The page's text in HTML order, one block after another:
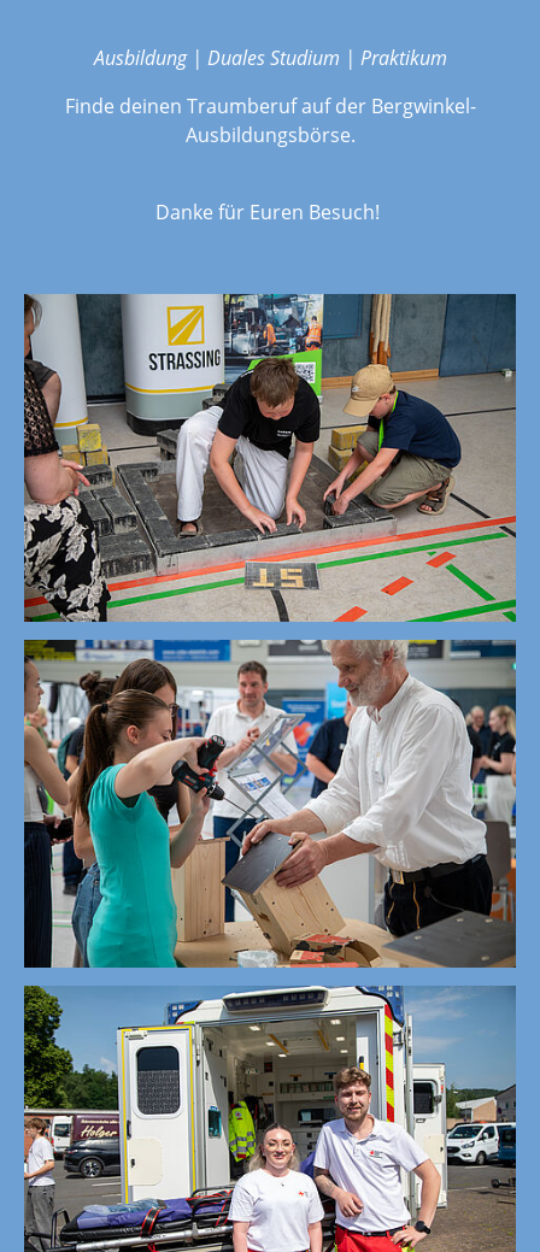
Ausbildung | Duales Studium | Praktikum
Finde deinen Traumberuf auf der Bergwinkel-
Ausbildungsbörse.
Danke für Euren Besuch!